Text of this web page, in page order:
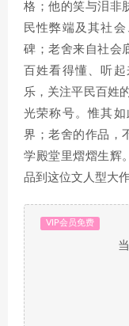
格；他的笑与泪非
民性弊端及其社
碑；老舍来自社会
百姓看得懂、听
乐，关注平民百姓
光荣称号。惟其
界；老舍的作品，
学殿堂里熠熠生辉
品到这位文人型大
VIP会员免费